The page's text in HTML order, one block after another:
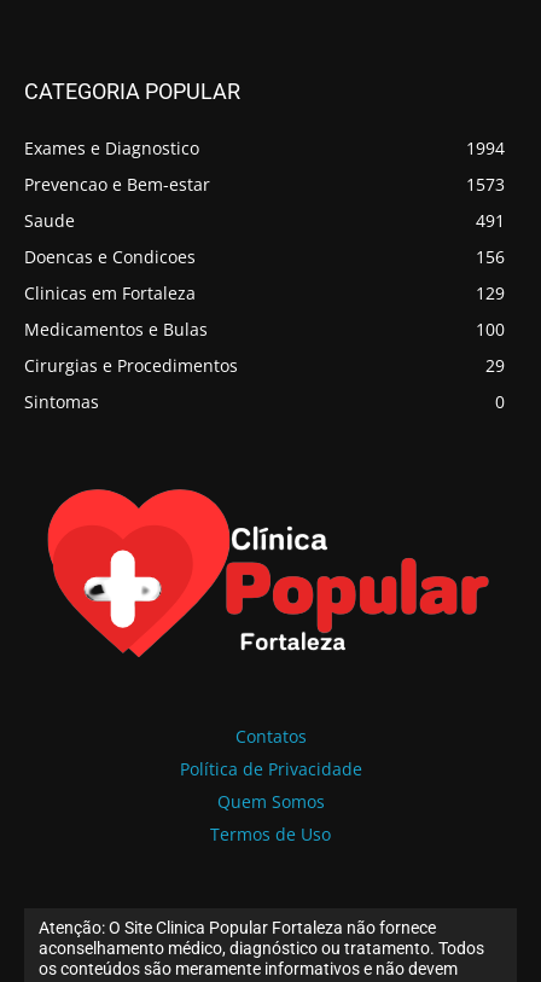
CATEGORIA POPULAR
Exames e Diagnostico
1994
Prevencao e Bem-estar
1573
Saude
491
Doencas e Condicoes
156
Clinicas em Fortaleza
129
Medicamentos e Bulas
100
Cirurgias e Procedimentos
29
Sintomas
0
Contatos
Política de Privacidade
Quem Somos
Termos de Uso
Atenção: O Site Clinica Popular Fortaleza não fornece
aconselhamento médico, diagnóstico ou tratamento. Todos
os conteúdos são meramente informativos e não devem